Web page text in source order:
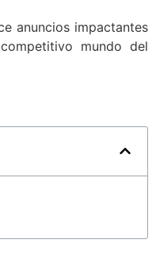
anuncios impactantes
mundo del